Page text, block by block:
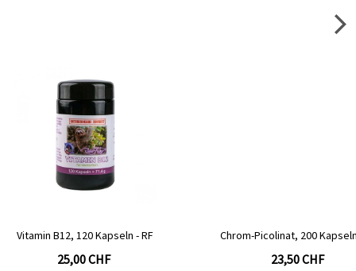
B12, 120 Kapseln - RF
25,00 CHF
Chrom-Picolinat, 200 Kapseln - RF
23,50 CHF